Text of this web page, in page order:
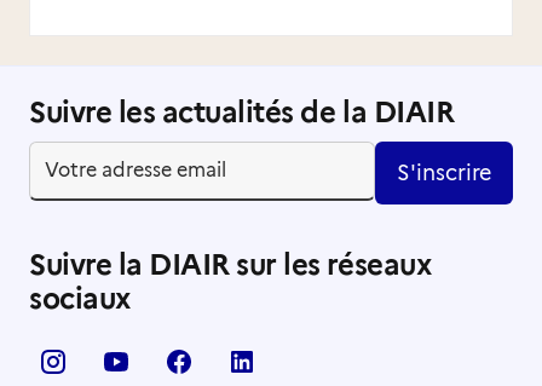
Suivre les actualités de la DIAIR
S'inscrire
Suivre la DIAIR sur les réseaux
sociaux